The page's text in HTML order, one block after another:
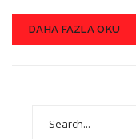
DAHA FAZLA OKU